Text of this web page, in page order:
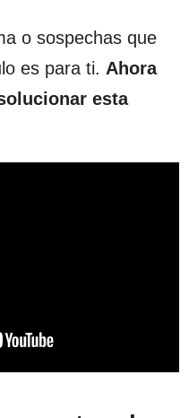
o sospechas que
es para ti. Ahora
esta